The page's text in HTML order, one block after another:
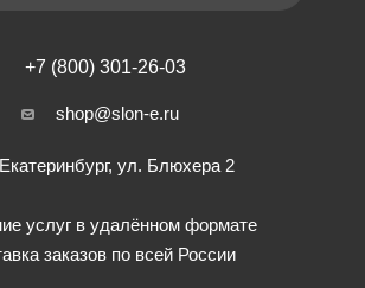
+7 (800) 301-26-03
shop@slon-e.ru
Екатеринбург, ул. Блюхера 2
услуг в удалённом формате
заказов по всей России